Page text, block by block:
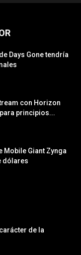
Days Gone tendría
con Horizon
principios...
Mobile Giant Zynga
dólares
de la